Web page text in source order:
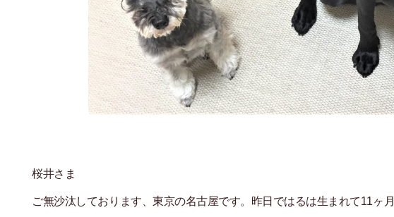
桜井さま
ご無沙汰しております、東京の名古屋です。昨日ではるは生まれて11ヶ月